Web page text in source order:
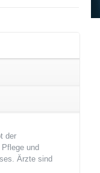
der
und
Ärzte sind